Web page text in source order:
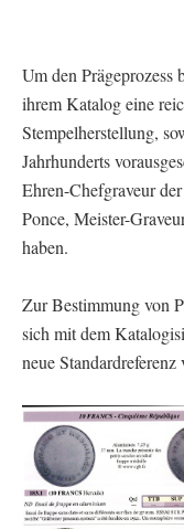
Um den Prägeprozess
ihrem Katalog eine
Stempelherstellung,
Jahrhunderts
Ehren-Chefgraveur
Ponce, Meister-
haben.
Zur Bestimmung von
sich mit dem
neue Standardreferenz